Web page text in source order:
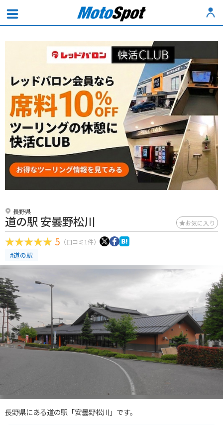
長野県
道の駅 安曇野松川 お気に入り
5 （口コミ1件）
#道の駅
長野県にある道の駅「安曇野松川」です。